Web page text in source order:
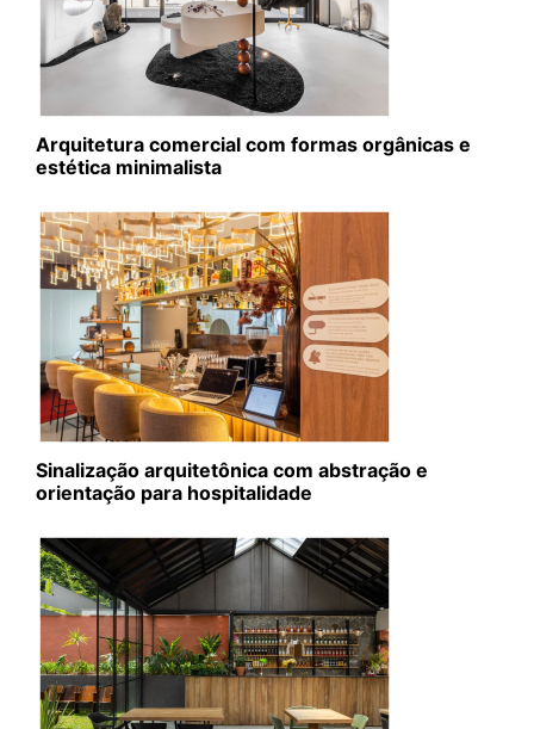
Arquitetura comercial com formas orgânicas e
estética minimalista
Sinalização arquitetônica com abstração e
orientação para hospitalidade